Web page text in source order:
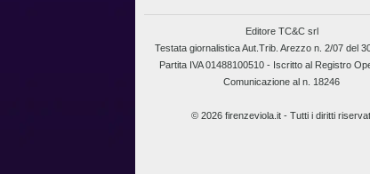
Editore TC&C srl
Testata giornalistica Aut.Trib. Arezzo n. 2/07 del
Partita IVA 01488100510 - Iscritto al Registro
Comunicazione al n. 18246
© 2026 firenzeviola.it - Tutti i diritti